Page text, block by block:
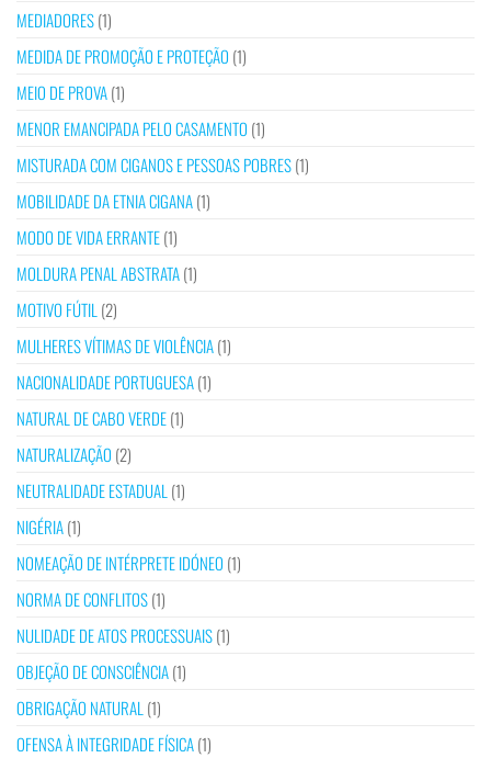
MEDIADORES(1)
MEDIDA DE PROMOÇÃO E PROTEÇÃO (1)
MEIO DE PROVA(1)
MENOR EMANCIPADA PELO CASAMENTO (1)
MISTURADA COM CIGANOS E PESSOAS POBRES(1)
MOBILIDADE DA ETNIA CIGANA(1)
MODO DE VIDA ERRANTE(1)
MOLDURA PENAL ABSTRATA(1)
MOTIVO FÚTIL (2)
MULHERES VÍTIMAS DE VIOLÊNCIA(1)
NACIONALIDADE PORTUGUESA(1)
NATURAL DE CABO VERDE(1)
NATURALIZAÇÃO (2)
NEUTRALIDADE ESTADUAL (1)
NIGÉRIA(1)
NOMEAÇÃO DE INTÉRPRETE IDÓNEO (1)
NORMA DE CONFLITOS(1)
NULIDADE DE ATOS PROCESSUAIS(1)
OBJEÇÃO DE CONSCIÊNCIA(1)
OBRIGAÇÃO NATURAL (1)
OFENSA À INTEGRIDADE FÍSICA(1)